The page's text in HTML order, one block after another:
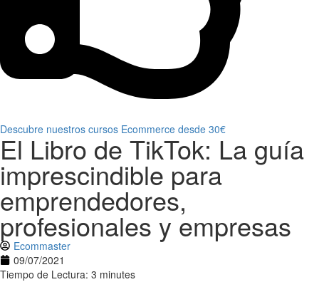
Descubre nuestros cursos Ecommerce desde 30€
El Libro de TikTok: La guía
imprescindible para
emprendedores,
profesionales y empresas
Ecommaster
09/07/2021
Tiempo de Lectura: 3 minutes